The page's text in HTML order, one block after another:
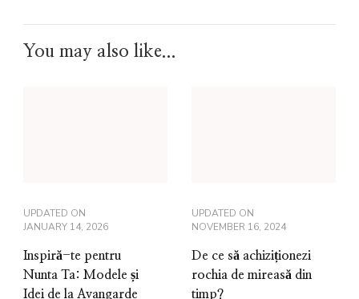
You may also like...
UPDATED ON
JANUARY 14, 2026
Inspiră-te pentru
Nunta Ta: Modele și
Idei de la Avangarde
UPDATED ON
NOVEMBER 16, 2024
De ce să achiziționezi
rochia de mireasă din
timp?